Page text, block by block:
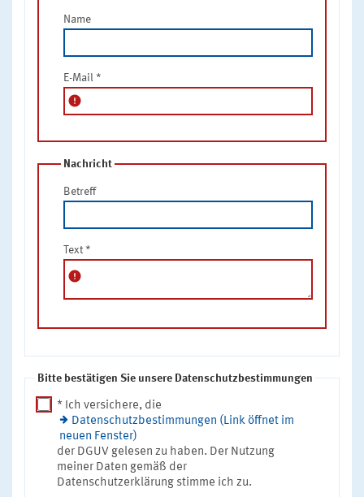
Name
E-Mail *
error
Nachricht
Betreff
Text *
error
Bitte bestätigen Sie unsere Datenschutzbestimmungen
* Ich versichere, die
Datenschutzbestimmungen (Link öffnet im
neuen Fenster)
der DGUV gelesen zu haben. Der Nutzung
meiner Daten gemäß der
Datenschutzerklärung stimme ich zu.